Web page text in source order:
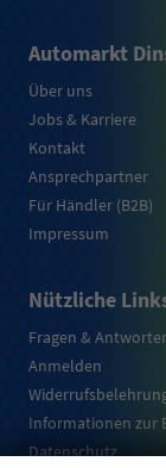
Automarkt
Über uns
Jobs & Karriere
Kontakt
Ansprechpartner
Für Händler (B2B)
Impressum
Nützliche
Fragen &
Anmelden
Informationen zur
Datenschutz